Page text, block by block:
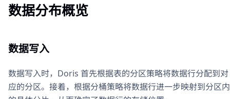
数据分布概览
数据写入
数据写入时，Doris 首先根据表的分区策略将数据行分配到对
应的分区。接着，根据分桶策略将数据行进一步映射到分区内